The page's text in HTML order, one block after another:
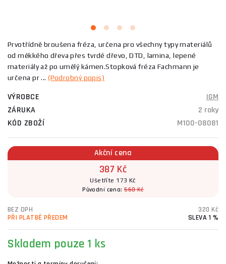
Prvotřídně broušena fréza, určena pro všechny typy materiálů
od měkkého dřeva přes tvrdé dřevo, DTD, lamina, lepené
materiály až po umělý kámen.Stopková fréza Fachmann je
určena pr ...(Podrobný popis)
VÝROBCE
IGM
ZÁRUKA
2 roky
KÓD ZBOŽÍ
M100-08081
Akční cena
387 Kč
Ušetříte 173 Kč
Původní cena:560 Kč
BEZ DPH
320 Kč
PŘI PLATBĚ PŘEDEM
SLEVA 1 %
Skladem pouze 1 ks